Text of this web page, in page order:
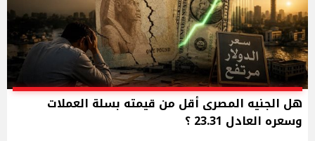
هل الجنيه المصرى أقل من قيمته بسلة العملات
وسعره العادل 23.31 ؟